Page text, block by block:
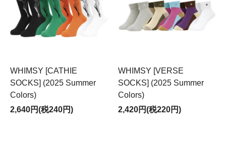
WHIMSY [CATHIE
SOCKS] (2025 Summer
Colors)
2,640円(税240円)
WHIMSY [VERSE
SOCKS] (2025 Summer
Colors)
2,420円(税220円)